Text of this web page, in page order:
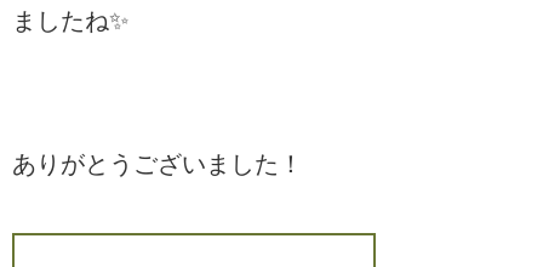
ましたね✨
ありがとうございました！